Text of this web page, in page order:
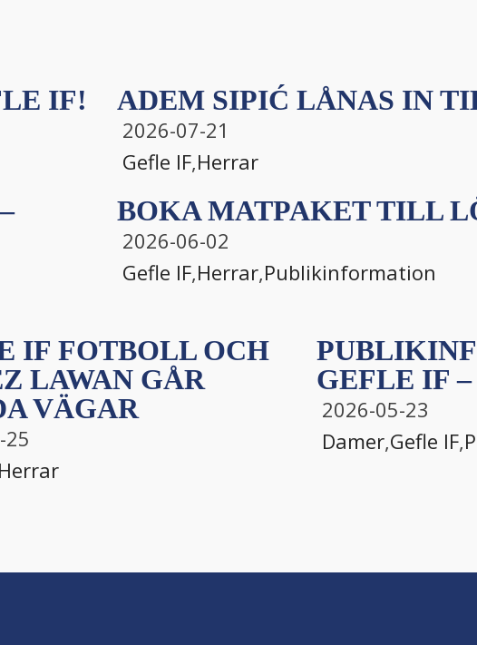
IF! ADEM SIPIĆ LÅNAS IN
2026-07-21
Gefle IF,Herrar
BOKA MATPAKET TILL
2026-06-02
Gefle IF,Herrar,Publikinformation
IF FOTBOLL OCH
LAWAN GÅR
VÄGAR
25
Herrar
GEFLE IF
2026-05-23
Damer,Gefle IF,